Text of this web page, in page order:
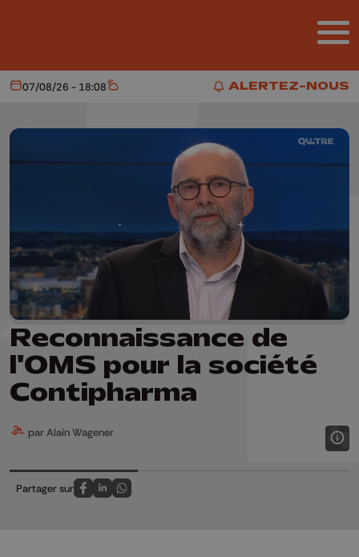
ALERTEZ-NOUS
ALERTEZ-NOUS
Aujourd'hui
07/08/26 - 18:08 Météo
Reconnaissance de
l'OMS pour la société
Contipharma
par Alain Wagener
Partager sur
Partagez sur FaceBook
Partagez sur LinkedIn
Partagez sur Whatsapp